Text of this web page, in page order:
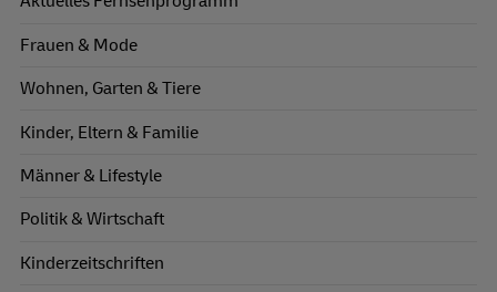
Frauen & Mode
Wohnen, Garten & Tiere
Kinder, Eltern & Familie
Männer & Lifestyle
Politik & Wirtschaft
Kinderzeitschriften